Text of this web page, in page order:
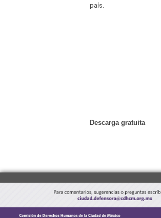
país.
Descarga gratuita